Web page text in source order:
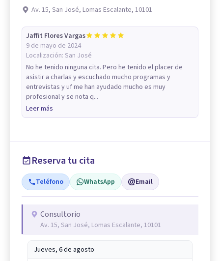
Av. 15, San José, Lomas Escalante, 10101
Jaffit Flores Vargas
9 de mayo de 2024
Localización: San José
No he tenido ninguna cita. Pero he tenido el placer de
asistir a charlas y escuchado mucho programas y
entrevistas y uf me han ayudado mucho es muy
profesional y se nota q...
Leer más
Reserva tu cita
Teléfono WhatsApp Email
Consultorio
Av. 15, San José, Lomas Escalante, 10101
Jueves, 6 de agosto